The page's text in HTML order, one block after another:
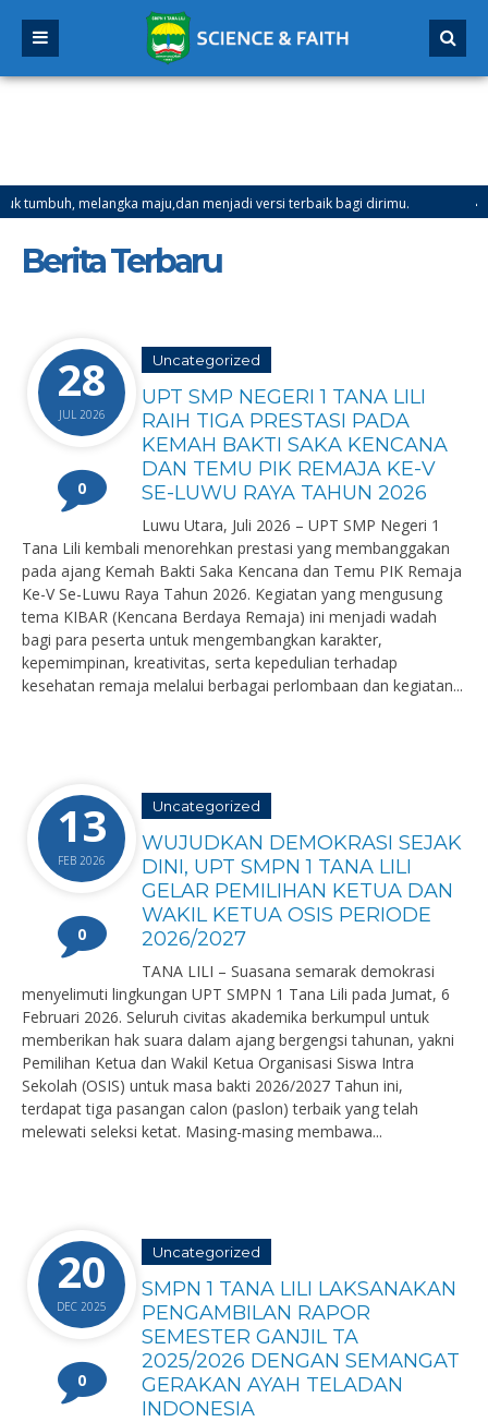
maju,dan menjadi versi terbaik bagi dirimu.
4 bulan
Desember 2025 sd Tanggal 4 Januari 2026
Berita Terbaru
28
JUL 2026
0
Uncategorized
UPT SMP NEGERI 1 TANA LILI
RAIH TIGA PRESTASI PADA
KEMAH BAKTI SAKA KENCANA
DAN TEMU PIK REMAJA KE-V
SE-LUWU RAYA TAHUN 2026
Luwu Utara, Juli 2026 – UPT SMP Negeri 1
Tana Lili kembali menorehkan prestasi yang membanggakan
pada ajang Kemah Bakti Saka Kencana dan Temu PIK Remaja
Ke-V Se-Luwu Raya Tahun 2026. Kegiatan yang mengusung
tema KIBAR (Kencana Berdaya Remaja) ini menjadi wadah
bagi para peserta untuk mengembangkan karakter,
kepemimpinan, kreativitas, serta kepedulian terhadap
kesehatan remaja melalui berbagai perlombaan dan kegiatan...
13
FEB 2026
0
Uncategorized
WUJUDKAN DEMOKRASI SEJAK
DINI, UPT SMPN 1 TANA LILI
GELAR PEMILIHAN KETUA DAN
WAKIL KETUA OSIS PERIODE
2026/2027
TANA LILI – Suasana semarak demokrasi
menyelimuti lingkungan UPT SMPN 1 Tana Lili pada Jumat, 6
Februari 2026. Seluruh civitas akademika berkumpul untuk
memberikan hak suara dalam ajang bergengsi tahunan, yakni
Pemilihan Ketua dan Wakil Ketua Organisasi Siswa Intra
Sekolah (OSIS) untuk masa bakti 2026/2027 Tahun ini,
terdapat tiga pasangan calon (paslon) terbaik yang telah
melewati seleksi ketat. Masing-masing membawa...
20
DEC 2025
0
Uncategorized
SMPN 1 TANA LILI LAKSANAKAN
PENGAMBILAN RAPOR
SEMESTER GANJIL TA
2025/2026 DENGAN SEMANGAT
GERAKAN AYAH TELADAN
INDONESIA